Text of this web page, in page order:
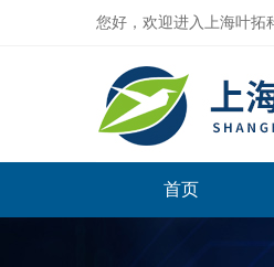
您好，欢迎进入上海叶拓
首页